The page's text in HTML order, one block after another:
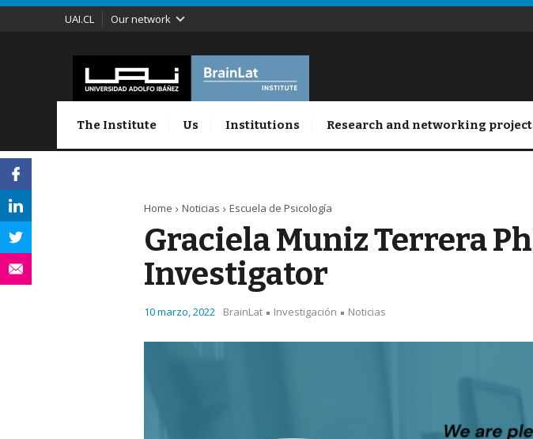
UAI.CL Our network
The Institute Us Institutions Research and networking
Home Noticias Escuela de Psicología
Graciela Muniz Terrera
Investigator
10 marzo, 2022 BrainLat Investigación Noticias